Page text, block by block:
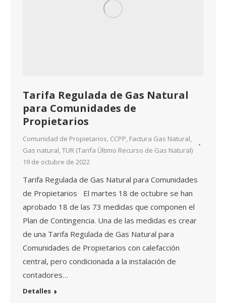
Tarifa Regulada de Gas Natural
para Comunidades de
Propietarios
Comunidad de Propietarios, CCPP, Factura Gas Natural,
Gas natural,TUR (Tarifa Último Recurso de Gas Natural)
19 de octubre de 2022
Tarifa Regulada de Gas Natural para Comunidades
de Propietarios El martes 18 de octubre se han
aprobado 18 de las 73 medidas que componen el
Plan de Contingencia. Una de las medidas es crear
de una Tarifa Regulada de Gas Natural para
Comunidades de Propietarios con calefacción
central, pero condicionada a la instalación de
contadores…
Detalles